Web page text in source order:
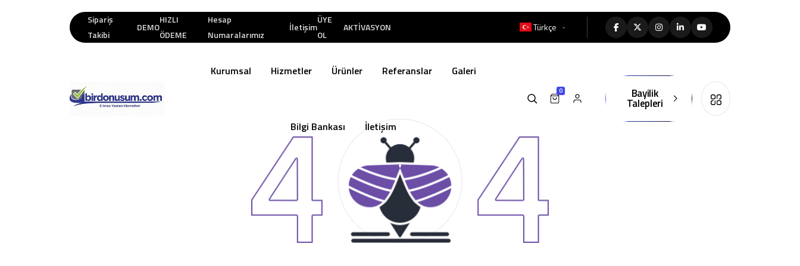
Sipariş
Takibi
DEMO
HIZLI
ÖDEME
Hesap
Numaralarımız
İletişim
ÜYE
OL
AKTİVASYON Türkçe
Kurumsal Hizmetler Ürünler Referanslar Galeri
Bilgi Bankası İletişim
0 Bayilik
Talepleri